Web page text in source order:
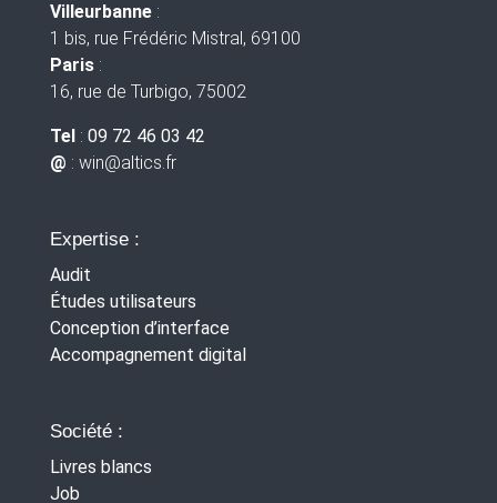
Villeurbanne :
1 bis, rue Frédéric Mistral, 69100
Paris:
16, rue de Turbigo, 75002
Tel : 09 72 46 03 42
@ : win@altics.fr
Expertise :
Audit
Études utilisateurs
Conception d’interface
Accompagnement digital
Société :
Livres blancs
Job